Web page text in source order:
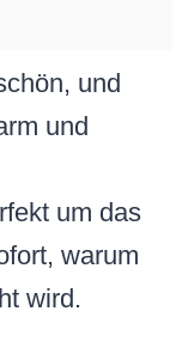
und
und
um das
warum
wird.